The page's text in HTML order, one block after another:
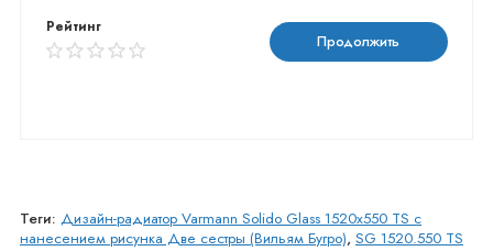
Рейтинг
Продолжить
Теги: Дизайн-радиатор Varmann Solido Glass 1520x550 TS с
нанесением рисунка Две сестры (Вильям Бугро), SG 1520.550 TS